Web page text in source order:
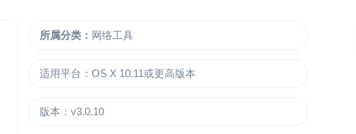
所属分类： 网络工具
适用平台：OS X 10.11或更高版本
版本：v3.0.10